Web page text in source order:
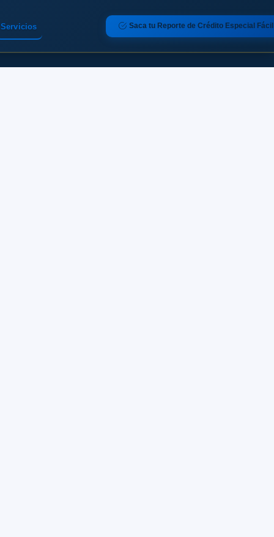
Servicios Saca tu Reporte de Crédito Especial Fácil